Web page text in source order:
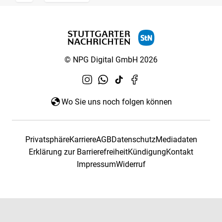
© NPG Digital GmbH 2026
Wo Sie uns noch folgen können
PrivatsphäreKarriereAGBDatenschutzMediadaten
Erklärung zur BarrierefreiheitKündigungKontakt
ImpressumWiderruf